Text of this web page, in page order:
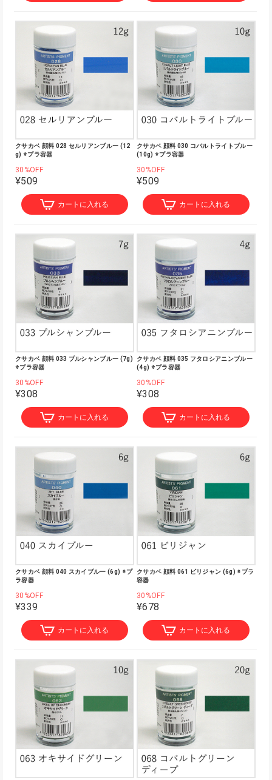
クサカベ 顔料 028 セルリアンブルー (12
g) ※プラ容器
30%OFF
¥509
カートに入れる
クサカベ 顔料 030 コバルトライトブルー
(10g) ※プラ容器
30%OFF
¥509
カートに入れる
クサカベ 顔料 033 プルシャンブルー (7g)
※プラ容器
30%OFF
¥308
カートに入れる
クサカベ 顔料 035 フタロシアニンブルー
(4g) ※プラ容器
30%OFF
¥308
カートに入れる
クサカベ 顔料 040 スカイブルー (6g) ※プ
ラ容器
30%OFF
¥339
カートに入れる
クサカベ 顔料 061 ビリジャン (6g) ※プラ
容器
30%OFF
¥678
カートに入れる